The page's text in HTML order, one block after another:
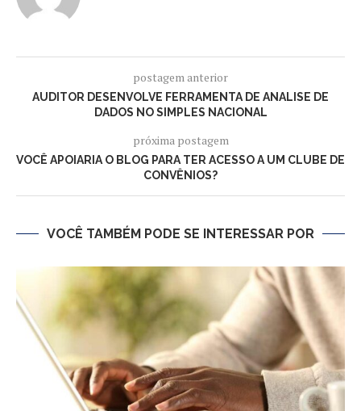
postagem anterior
AUDITOR DESENVOLVE FERRAMENTA DE ANALISE DE
DADOS NO SIMPLES NACIONAL
próxima postagem
VOCÊ APOIARIA O BLOG PARA TER ACESSO A UM CLUBE DE
CONVÊNIOS?
VOCÊ TAMBÉM PODE SE INTERESSAR POR